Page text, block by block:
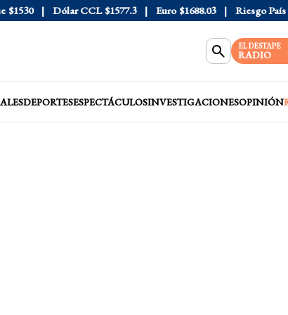
Dólar CCL $1577.3 Euro $1688.03 Riesgo País 408
EL DESTAPE
RADIO
DEPORTESESPECTÁCULOSINVESTIGACIONESOPINIÓN